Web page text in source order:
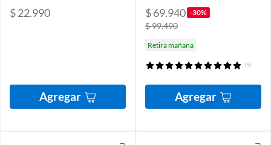
$ 22.990
Agregar
$ 69.940 -30%
$ 99.490
Retira mañana
(5)
Agregar